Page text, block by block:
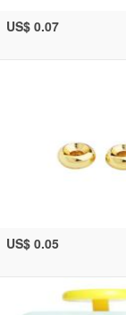
US$ 0.07
US$ 0.05